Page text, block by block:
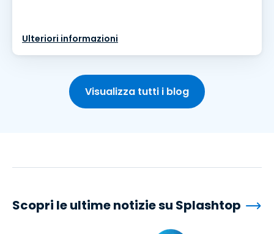
Ulteriori informazioni
Visualizza tutti i blog
Scopri le ultime notizie su Splashtop